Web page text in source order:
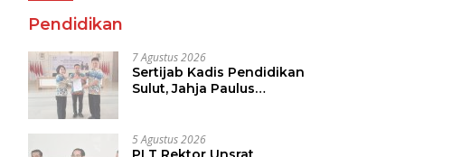
Pendidikan
7 Agustus 2026
Sertijab Kadis Pendidikan
Sulut, Jahja Paulus
Pendidikan
5 Agustus 2026